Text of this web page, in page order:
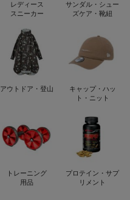
レディース
スニーカー
サンダル・シュー
ズケア・靴紐
アウトドア・登山
キャップ・ハッ
ト・ニット
トレーニング
用品
プロテイン・サプ
リメント